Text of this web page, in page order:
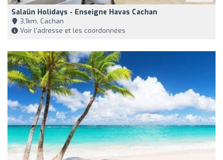
Salaün Holidays - Enseigne Havas Cachan
3,1km, Cachan
Voir l'adresse et les coordonnées